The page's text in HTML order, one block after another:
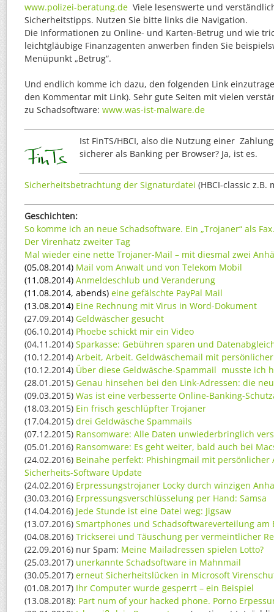
www.polizei-beratung.de Viele lesenswerte und
Sicherheitstipps. Nutzen Sie bitte links die Navigation.
Die Informationen zu Online- und Karten-Betrug und wie
leichtgläubige Finanzagenten anwerben finden Sie
Menüpunkt „Betrug“.
Und endlich komme ich dazu, den folgenden Link
den Kommentar mit Link). Sehr gute Seiten mit vielen
zu Schadsoftware: www.was-ist-malware.de
Ist FinTS/HBCI, also die Nutzung einer
sicherer als Banking per Browser? Ja, ist es.
Sicherheitsbetrachtung der Signaturdatei (HBCI-classic z.B.
Geschichten:
So komme ich an neue Schadsoftware. Ein „Trojaner“ als
Der Virenhatz zweiter Tag
Mal wieder eine nette Trojaner-Mail – mit diesmal zwei
(05.08.2014) Mail vom Anwalt und von Telekom Mobil
(11.08.2014) Anmeldeschlub und Veranderung
(11.08.2014, abends) eine gefälschte PayPal Mail
(13.08.2014) Eine Rechnung mit Virus in Word-Dokument
(27.09.2014) Geldwäscher gesucht
(06.10.2014) Phoebe schickt mir ein Video
(04.11.2014) Sparkasse: Gebühren sparen und
(10.12.2014) Arbeit, Arbeit. Geldwäschemail mit
(10.12.2014) Über diese Geldwäsche-Spammail musste ich
(28.01.2015) Genau hinsehen bei den Link-Adressen: die
(09.03.2015) Was ist eine verbesserte Online-Banking-
(18.03.2015) Ein frisch geschlüpfter Trojaner
(17.04.2015) drei Geldwäsche Spammails
(07.12.2015) Ransomware: Alle Daten unwiederbringlich
(05.01.2016) Ransomware: Es geht weiter, bald auch bei
(24.02.2016) Beinahe perfekt: Phishingmail mit persönlicher
Sicherheits-Software Update
(24.02.2016) Erpressungstrojaner Locky durch winzigen
(30.03.2016) Erpressungsverschlüsselung per Hand: Samsa
(14.04.2016) Jede Stunde ist eine Datei weg: Jigsaw
(13.07.2016) Smartphones und Schadsoftwareverteilung am
(04.08.2016) Trickserei und Täuschung per vermeintlicher
(22.09.2016) nur Spam: Meine Mailadressen spielen Lotto?
(25.03.2017) unerkannte Schadsoftware in Mahnmail
(30.05.2017) erneut Sicherheitslücken in Microsoft
(01.08.2017) Ihr Computer wurde gesperrt – ein Beispiel
(13.08.2018): Part num of your hacked phone. Porno